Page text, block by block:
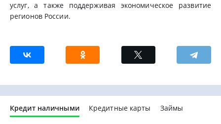
услуг, а также поддерживая экономическое развитие
регионов России.
Кредит наличными Кредитные карты Займы